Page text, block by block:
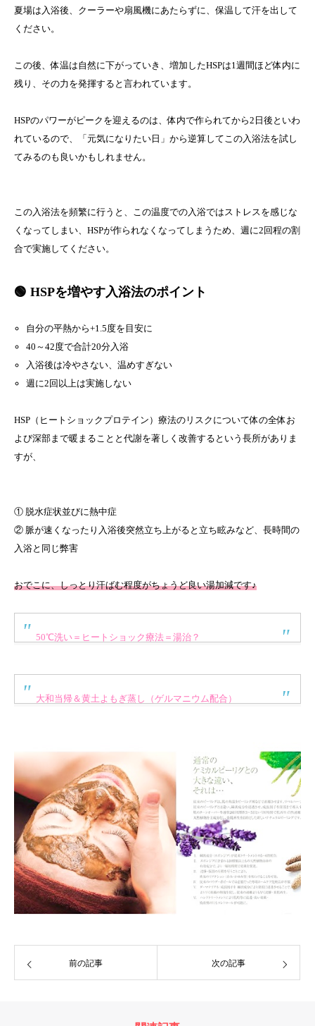
夏場は入浴後、クーラーや扇風機にあたらずに、保温して汗を出して
ください。
この後、体温は自然に下がっていき、増加したHSPは1週間ほど体内に
残り、その力を発揮すると言われています。
HSPのパワーがピークを迎えるのは、体内で作られてから2日後といわ
れているので、「元気になりたい日」から逆算してこの入浴法を試し
てみるのも良いかもしれません。
この入浴法を頻繁に行うと、この温度での入浴ではストレスを感じな
くなってしまい、HSPが作られなくなってしまうため、週に2回程の割
合で実施してください。
🟢 HSPを増やす入浴法のポイント
自分の平熱から+1.5度を目安に
40～42度で合計20分入浴
入浴後は冷やさない、温めすぎない
週に2回以上は実施しない
HSP（ヒートショックプロテイン）療法のリスクについて体の全体お
よび深部まで暖まることと代謝を著しく改善するという長所がありま
すが、
① 脱水症状並びに熱中症
② 脈が速くなったり入浴後突然立ち上がると立ち眩みなど、長時間の
入浴と同じ弊害
おでこに、しっとり汗ばむ程度がちょうど良い湯加減です♪
50℃洗い＝ヒートショック療法＝湯治？
大和当帰＆黄土よもぎ蒸し（ゲルマニウム配合）
前の記事 次の記事